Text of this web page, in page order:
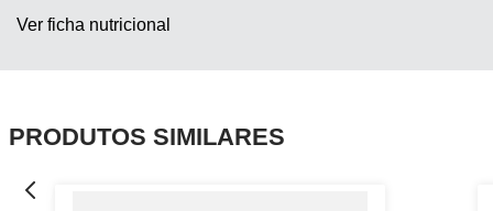
Ver ficha nutricional